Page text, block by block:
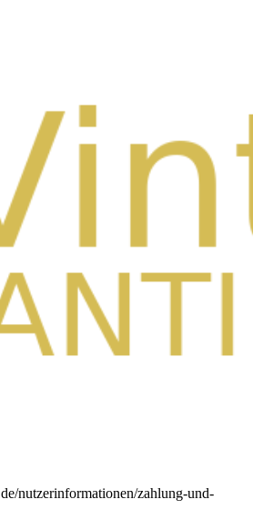
nutzerinformationen/zahlung-und-